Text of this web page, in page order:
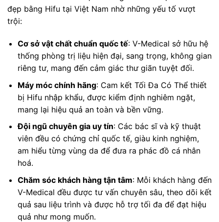
đẹp bằng Hifu tại Việt Nam nhờ những yếu tố vượt
trội:
Cơ sở vật chất chuẩn quốc tế: V-Medical sở hữu hệ
thống phòng trị liệu hiện đại, sang trọng, không gian
riêng tư, mang đến cảm giác thư giãn tuyệt đối.
Máy móc chính hãng: Cam kết Tối Đa Có Thể thiết
bị Hifu nhập khẩu, được kiểm định nghiêm ngặt,
mang lại hiệu quả an toàn và bền vững.
Đội ngũ chuyên gia uy tín: Các bác sĩ và kỹ thuật
viên đều có chứng chỉ quốc tế, giàu kinh nghiệm,
am hiểu từng vùng da để đưa ra phác đồ cá nhân
hoá.
Chăm sóc khách hàng tận tâm: Mỗi khách hàng đến
V-Medical đều được tư vấn chuyên sâu, theo dõi kết
quả sau liệu trình và được hỗ trợ tối đa để đạt hiệu
quả như mong muốn.